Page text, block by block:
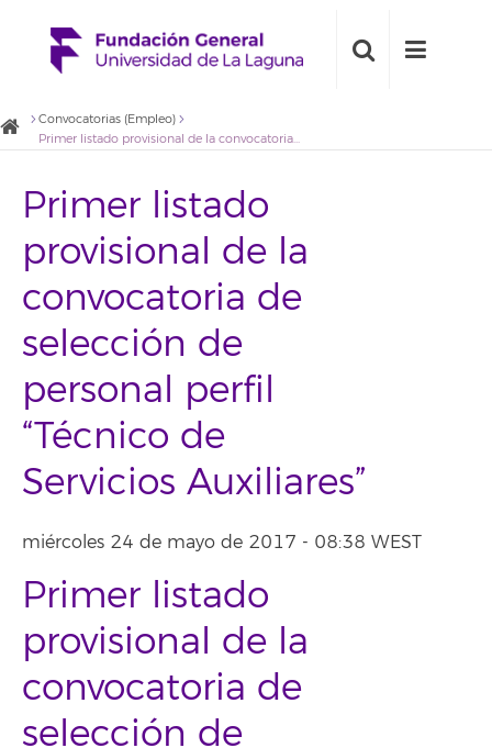
Convocatorias (Empleo)
Primer listado provisional de la convocatoria de selección de personal perfil “Técnico de Servicios Auxiliares”
Primer listado
provisional de la
convocatoria de
selección de
personal perfil
“Técnico de
Servicios Auxiliares”
miércoles 24 de mayo de 2017 - 08:38 WEST
Primer listado
provisional de la
convocatoria de
selección de